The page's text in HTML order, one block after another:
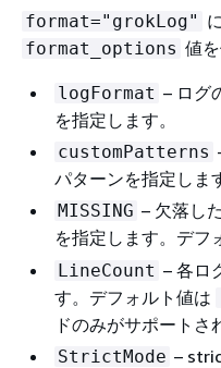
format="grokLog"
format_options 値
logFormat – ログ
を指定します。
customPatterns
パターンを指定しま
MISSING – 欠落し
を指定します。デフ
LineCount – 各ロ
す。デフォルト値は
ドのみがサポートさ
StrictMode –